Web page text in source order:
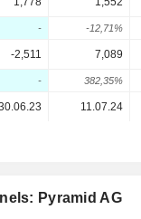
- -12,71%
-2,511 7,089
- 382,35%
11.07.24
Pyramid AG